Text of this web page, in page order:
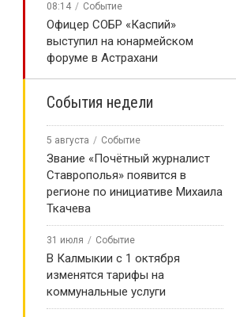
08:14 Событие
Офицер СОБР «Каспий»
выступил на юнармейском
форуме в Астрахани
События недели
5 августа Событие
Звание «Почётный журналист
Ставрополья» появится в
регионе по инициативе Михаила
Ткачева
31 июля Событие
В Калмыкии с 1 октября
изменятся тарифы на
коммунальные услуги